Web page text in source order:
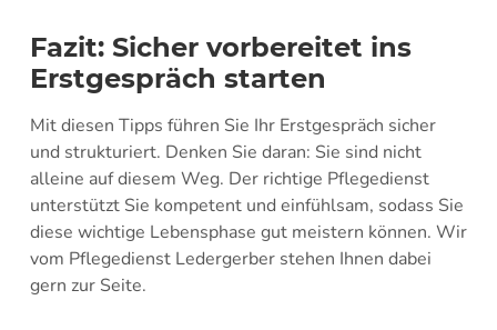
Fazit: Sicher vorbereitet ins
Erstgespräch starten
Mit diesen Tipps führen Sie Ihr Erstgespräch sicher
und strukturiert. Denken Sie daran: Sie sind nicht
alleine auf diesem Weg. Der richtige Pflegedienst
unterstützt Sie kompetent und einfühlsam, sodass Sie
diese wichtige Lebensphase gut meistern können. Wir
vom Pflegedienst Ledergerber stehen Ihnen dabei
gern zur Seite.